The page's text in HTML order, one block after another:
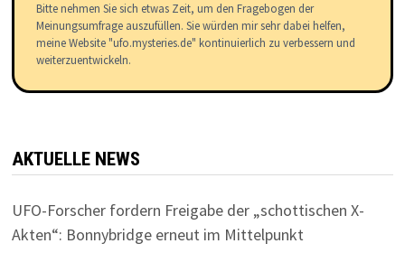
Bitte nehmen Sie sich etwas Zeit, um den Fragebogen der
Meinungsumfrage auszufüllen. Sie würden mir sehr dabei helfen,
meine Website "ufo.mysteries.de" kontinuierlich zu verbessern und
weiterzuentwickeln.
AKTUELLE NEWS
UFO-Forscher fordern Freigabe der „schottischen X-
Akten“: Bonnybridge erneut im Mittelpunkt